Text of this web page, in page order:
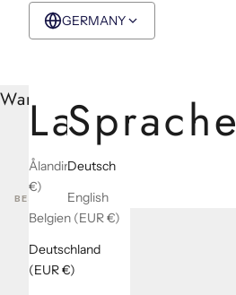
GERMANY
Land
Ålandinseln (EUR
€)
Belgien (EUR €)
Deutschland
(EUR €)
Sprache
Deutsch
English
Warenkorb
BEST SELLERS